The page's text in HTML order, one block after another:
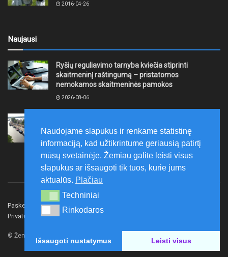
2016-04-26
Naujausi
Ryšių reguliavimo tarnyba kviečia stiprinti
skaitmeninį raštingumą – pristatomos
nemokamos skaitmeninės pamokos
2026-08-06
Klaipėdoje juda į priekį
2026-08-06
Paskelbk naujieną Rašyti redakcijai
Privatumo politika
© Žemaitijos gidas.
Naudojame slapukus ir renkame statistinę
informaciją, kad užtikrintume geriausią patirtį
mūsų svetainėje. Žemiau galite leisti visus
slapukus ar išsaugoti tik tuos, kurie jums
aktualūs. Plačiau
Techniniai
Techniniai
Rinkodaros
Rinkodaros
Išsaugoti nustatymus Leisti visus